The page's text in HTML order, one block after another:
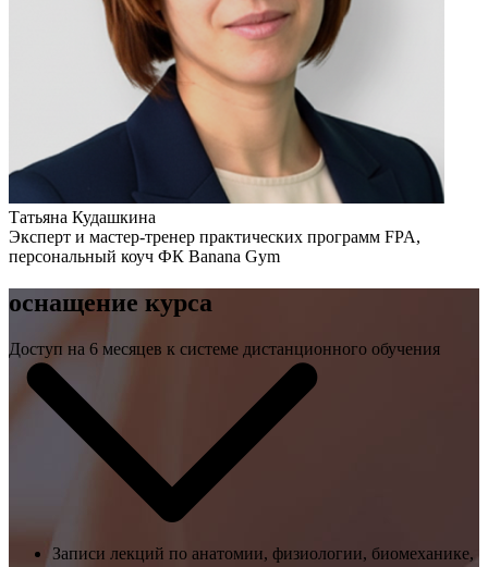
Татьяна Кудашкина
Эксперт и мастер-тренер практических программ FPA,
персональный коуч ФК Banana Gym
оснащение курса
Доступ на 6 месяцев к системе дистанционного обучения
Записи лекций по анатомии, физиологии, биомеханике,